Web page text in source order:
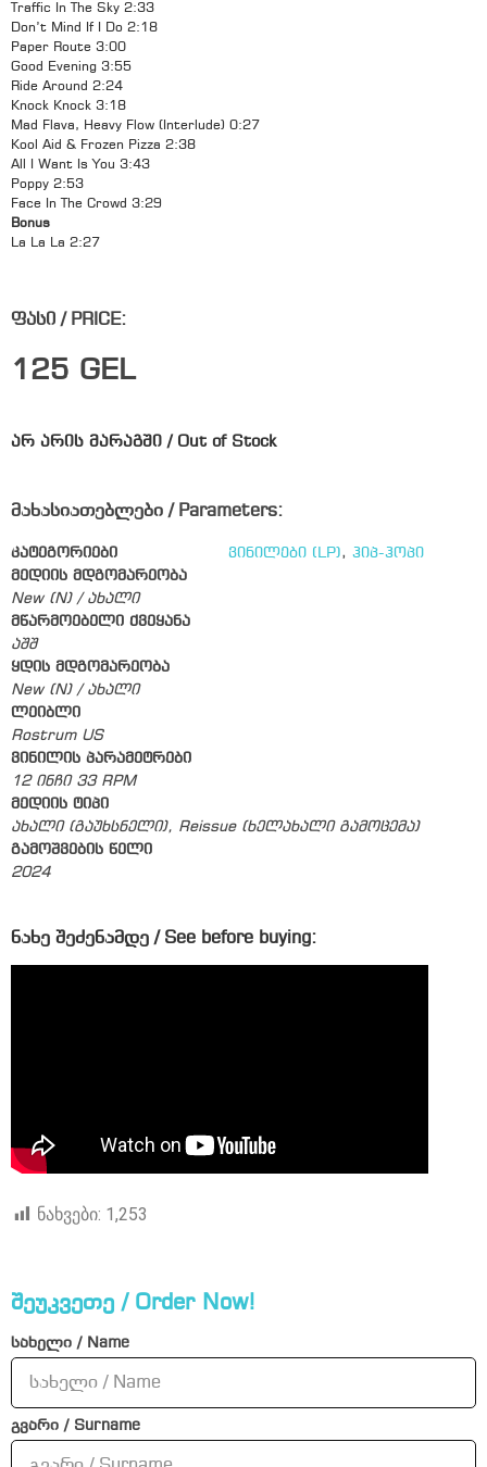
Traffic In The Sky 2:33
Don’t Mind If I Do 2:18
Paper Route 3:00
Good Evening 3:55
Ride Around 2:24
Knock Knock 3:18
Mad Flava, Heavy Flow (Interlude) 0:27
Kool Aid & Frozen Pizza 2:38
All I Want Is You 3:43
Poppy 2:53
Face In The Crowd 3:29
Bonus
La La La 2:27
ფასი / PRICE:
125 GEL
არ არის მარაგში / Out of Stock
მახასიათებლები / Parameters:
კატეგორიები ვინილები (LP), ჰიპ-ჰოპი
მედიის მდგომარეობა
New (N) / ახალი
მწარმოებელი ქვეყანა
აშშ
ყდის მდგომარეობა
New (N) / ახალი
ლეიბლი
Rostrum US
ვინილის პარამეტრები
12 ინჩი 33 RPM
მედიის ტიპი
ახალი (გაუხსნელი), Reissue (ხელახალი გამოცემა)
გამოშვების წელი
2024
ნახე შეძენამდე / See before buying:
ნახვები: 1,253
შეუკვეთე / Order Now!
სახელი / Name
გვარი / Surname